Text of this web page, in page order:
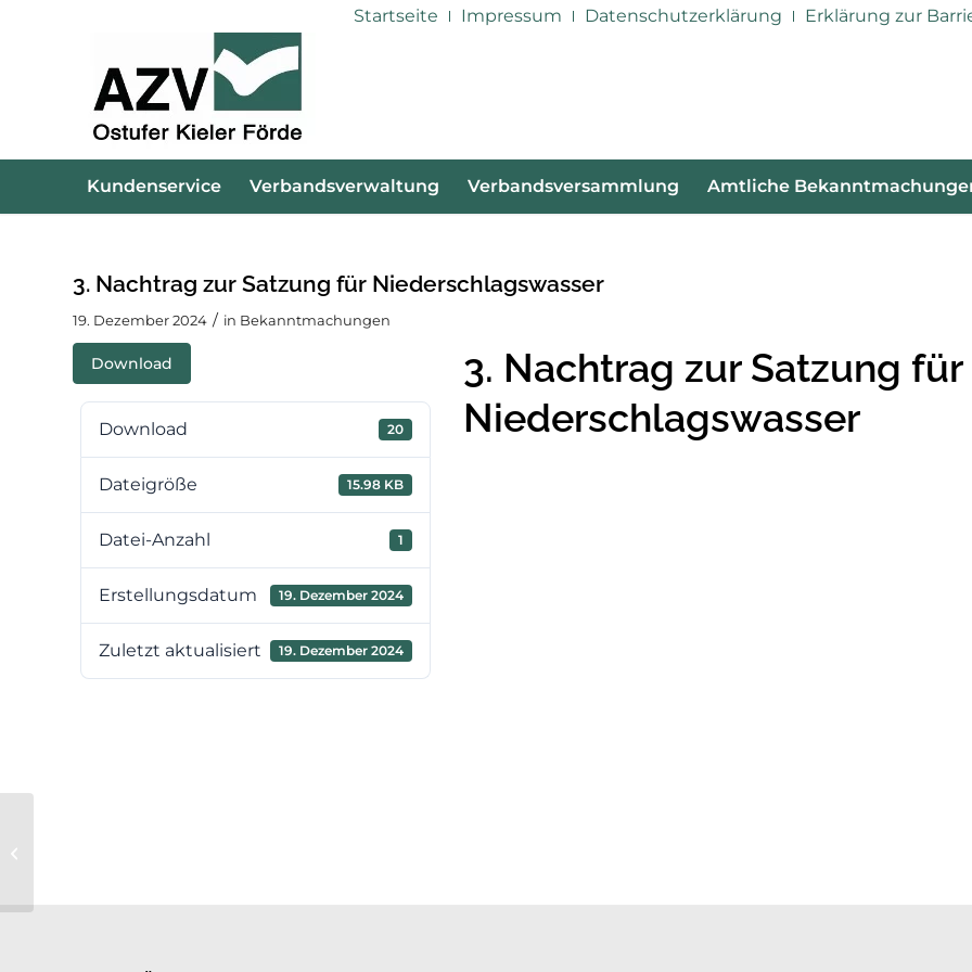
Startseite Impressum Datenschutzerklärung Erklärung zur
Kundenservice Verbandsverwaltung Verbandsversammlung Amtliche
3. Nachtrag zur Satzung für Niederschlagswasser
19. Dezember 2024 / in Bekanntmachungen
Download
Download 20
Dateigröße 15.98 KB
Datei-Anzahl 1
Erstellungsdatum 19. Dezember 2024
Zuletzt aktualisiert 19. Dezember 2024
3. Nachtrag zur Satzung für
Niederschlagswasser